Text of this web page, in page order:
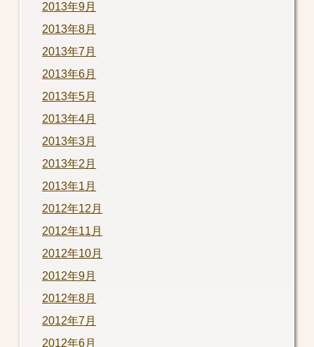
2013年9月
2013年8月
2013年7月
2013年6月
2013年5月
2013年4月
2013年3月
2013年2月
2013年1月
2012年12月
2012年11月
2012年10月
2012年9月
2012年8月
2012年7月
2012年6月